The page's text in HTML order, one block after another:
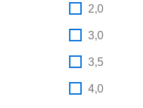
2,0
3,0
3,5
4,0